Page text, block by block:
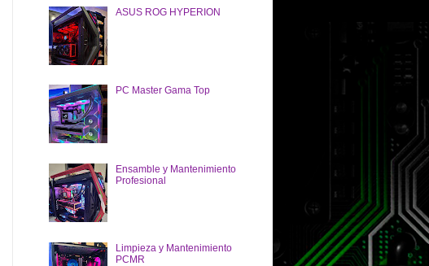
ASUS ROG HYPERION
PC Master Gama Top
Ensamble y Mantenimiento
Profesional
Limpieza y Mantenimiento
PCMR